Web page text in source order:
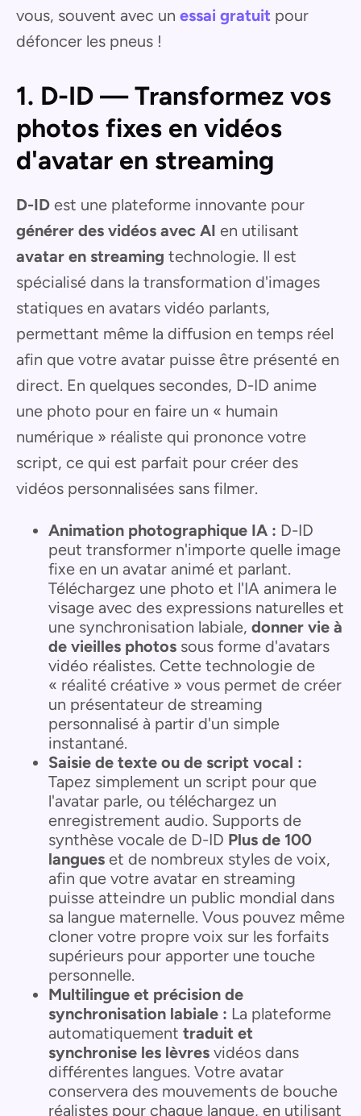
vous, souvent avec un essai gratuit pour
défoncer les pneus !
1. D-ID — Transformez vos
photos fixes en vidéos
d'avatar en streaming
D-ID est une plateforme innovante pour
générer des vidéos avec AI en utilisant
avatar en streaming technologie. Il est
spécialisé dans la transformation d'images
statiques en avatars vidéo parlants,
permettant même la diffusion en temps réel
afin que votre avatar puisse être présenté en
direct. En quelques secondes, D-ID anime
une photo pour en faire un « humain
numérique » réaliste qui prononce votre
script, ce qui est parfait pour créer des
vidéos personnalisées sans filmer.
Animation photographique IA : D-ID
peut transformer n'importe quelle image
fixe en un avatar animé et parlant.
Téléchargez une photo et l'IA animera le
visage avec des expressions naturelles et
une synchronisation labiale, donner vie à
de vieilles photos sous forme d'avatars
vidéo réalistes. Cette technologie de
« réalité créative » vous permet de créer
un présentateur de streaming
personnalisé à partir d'un simple
instantané.
Saisie de texte ou de script vocal :
Tapez simplement un script pour que
l'avatar parle, ou téléchargez un
enregistrement audio. Supports de
synthèse vocale de D-ID Plus de 100
langues et de nombreux styles de voix,
afin que votre avatar en streaming
puisse atteindre un public mondial dans
sa langue maternelle. Vous pouvez même
cloner votre propre voix sur les forfaits
supérieurs pour apporter une touche
personnelle.
Multilingue et précision de
synchronisation labiale : La plateforme
automatiquement traduit et
synchronise les lèvres vidéos dans
différentes langues. Votre avatar
conservera des mouvements de bouche
réalistes pour chaque langue, en utilisant